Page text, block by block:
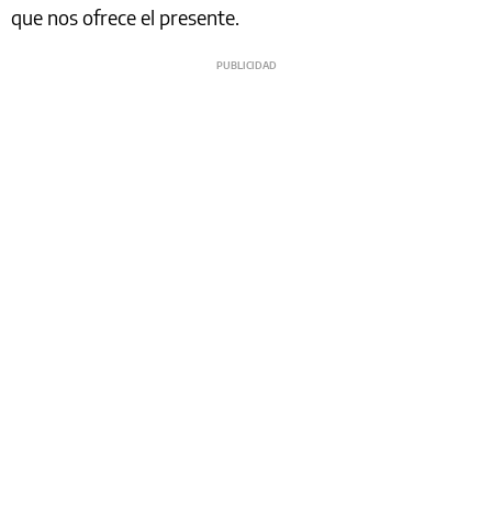
que nos ofrece el presente.